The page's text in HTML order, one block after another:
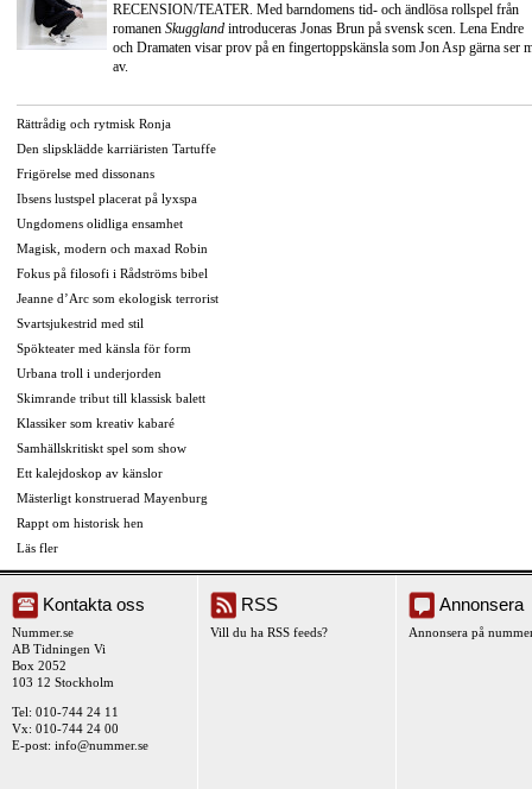
RECENSION/TEATER. Med barndomens tid- och ändlösa rollspel från
romanen Skuggland introduceras Jonas Brun på svensk scen. Lena Endre
och Dramaten visar prov på en fingertoppskänsla som Jon Asp gärna ser
av.
Rättrådig och rytmisk Ronja
Den slipsklädde karriäristen Tartuffe
Frigörelse med dissonans
Ibsens lustspel placerat på lyxspa
Ungdomens olidliga ensamhet
Magisk, modern och maxad Robin
Fokus på filosofi i Rådströms bibel
Jeanne d’Arc som ekologisk terrorist
Svartsjukestrid med stil
Spökteater med känsla för form
Urbana troll i underjorden
Skimrande tribut till klassisk balett
Klassiker som kreativ kabaré
Samhällskritiskt spel som show
Ett kalejdoskop av känslor
Mästerligt konstruerad Mayenburg
Rappt om historisk hen
Läs fler
Kontakta oss
Nummer.se
AB Tidningen Vi
Box 2052
103 12 Stockholm
Tel: 010-744 24 11
Vx: 010-744 24 00
E-post: info@nummer.se
RSS
Vill du ha RSS feeds?
Annonsera
Annonsera på